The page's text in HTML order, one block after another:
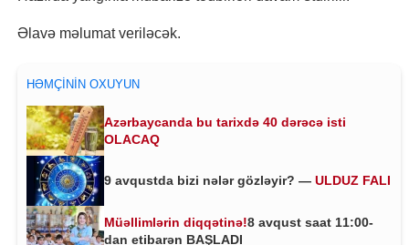
Əlavə məlumat veriləcək.
HƏMÇININ OXUYUN
Azərbaycanda bu tarixdə 40 dərəcə isti
OLACAQ
9 avqustda bizi nələr gözləyir? — ULDUZ FALI
Müəllimlərin diqqətinə!8 avqust saat 11:00-
dan etibarən BAŞLADI